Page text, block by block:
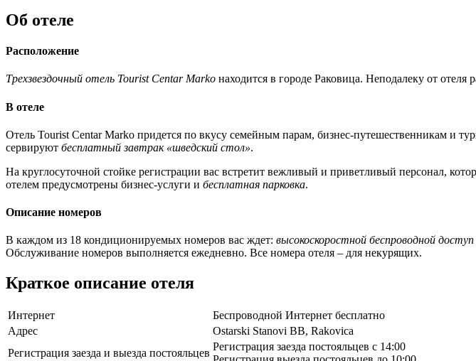
Об отеле
Расположение
Трехзвездочный отель Tourist Centar Marko находится в городе Раковица. Неподалеку от отеля
В отеле
Отель Tourist Centar Marko придется по вкусу семейным парам, бизнес-путешественникам и
сервируют бесплатный завтрак «шведский стол».
На круглосуточной стойке регистрации вас встретит вежливый и приветливый персонал,
отелем предусмотрены бизнес-услуги и бесплатная парковка.
Описание номеров
В каждом из 18 кондиционируемых номеров вас ждет: высокоскоростной беспроводной
Обслуживание номеров выполняется ежедневно. Все номера отеля – для некурящих.
Краткое описание отеля
Интернет
Беспроводной Интернет бесплатно
Адрес
Ostarski Stanovi BB, Rakovica
Регистрация заезда и выезда постояльцев
Регистрация заезда постояльцев с 14:00